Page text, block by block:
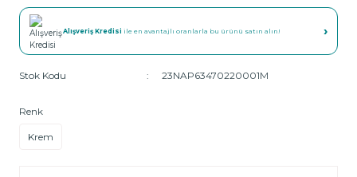
Alışveriş Kredisi ile en avantajlı oranlarla bu ürünü satın alın! ›
Stok Kodu 23NAP63470220001M
Renk
Krem